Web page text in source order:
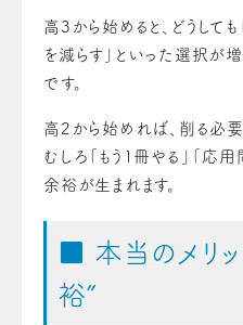
高3から始めると、どうして
を減らす」といった選択が
です。
高2から始めれば、削る必要
むしろ「もう1冊やる」「応
余裕が生まれます。
■ 本当のメリ
裕”